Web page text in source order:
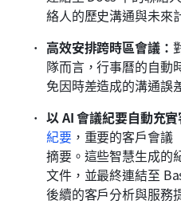
絡人的歷史溝通與未來
高效安排跨時區會議：
隊而言，行事曆的自動
免因時差造成的溝通誤
以 AI 會議紀要自動充實
紀要 ，重要的客戶會
摘要。這些智慧生成的
文件，並最終連結至
後續的客戶分析與服務